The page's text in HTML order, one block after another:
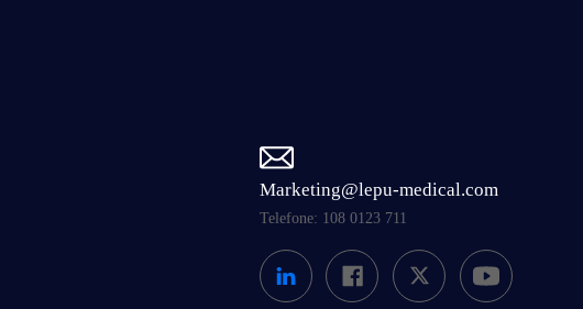
Marketing@lepu-medical.com
Telefone: 108 0123 711